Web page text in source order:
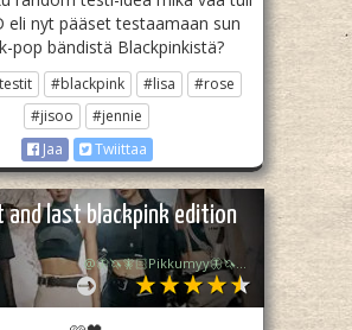
eli nyt pääset testaamaan sun
pop bändistä Blackpinkistä?
#blackpink #lisa
#rose
#jisoo
#jennie
Jaa
Twiittaa
and last blackpink edition
@🦋🦄🧚🏻Pikkumyy🦋🦄🧚🏻